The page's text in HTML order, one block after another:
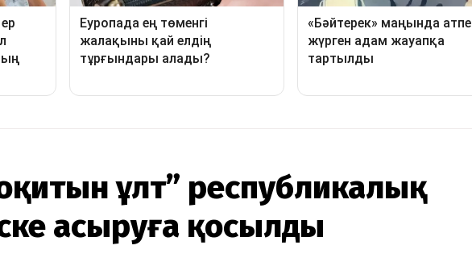
оқитын ұлт” республикалық
асыруға қосылды